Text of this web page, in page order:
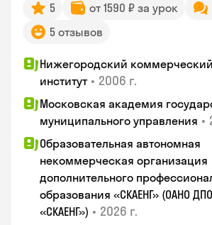
5 от 1590 ₽ за урок
5 отзывов
Нижегородский коммерческий
институт • 2006 г.
Московская академия
муниципального управления •
Образовательная автономная
некоммерческая организация
дополнительного
образования «СКАЕНГ» (ОАНО ДПО
«СКАЕНГ») • 2026 г.